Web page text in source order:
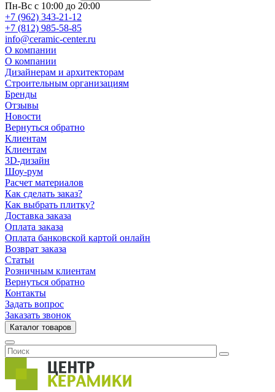
Пн-Вс с 10:00 до 20:00
+7 (962) 343-21-12
+7 (812) 985-58-85
info@ceramic-center.ru
О компании
О компании
Дизайнерам и архитекторам
Строительным организациям
Бренды
Отзывы
Новости
Вернуться обратно
Клиентам
Клиентам
3D-дизайн
Шоу-рум
Расчет материалов
Как сделать заказ?
Как выбрать плитку?
Доставка заказа
Оплата заказа
Оплата банковской картой онлайн
Возврат заказа
Статьи
Розничным клиентам
Вернуться обратно
Контакты
Задать вопрос
Заказать звонок
Каталог товаров